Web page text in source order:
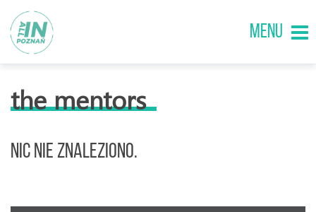
MENU
the mentors
Nic nie znaleziono.